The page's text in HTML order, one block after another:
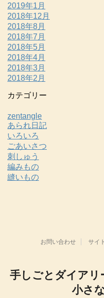
2019年1月
2018年12月
2018年8月
2018年7月
2018年5月
2018年4月
2018年3月
2018年2月
カテゴリー
zentangle
あられ日記
いろいろ
ごあいさつ
刺しゅう
編みもの
縫いもの
お問い合わせ サイ
手しごとダイア
小さ